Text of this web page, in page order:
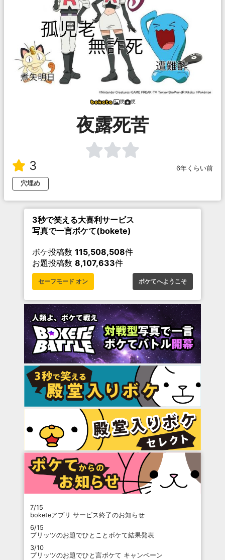
便 便
夜露死苦
3
6年くらい前
穴埋め
3秒で笑える大喜利サービス
写真で一言ボケて(bokete)
ボケ投稿数 115,508,508件
お題投稿数 8,107,633件
セーフモード オン ボケてへようこそ
7/15
boketeアプリ サービス終了のお知らせ
6/15
プリッツのお題でひとことボケて結果発表
3/10
プリッツのお題でひと言ボケて キャンペーン